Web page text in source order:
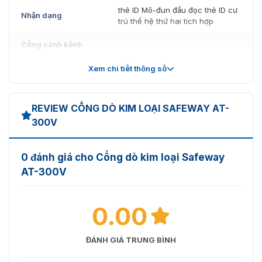
Nhận dạng
thẻ ID Mô-đun đầu đọc thẻ ID cư
trú thế hệ thứ hai tích hợp
Cổng cánh kênh
35W
Tốc độ qua lại
thường mở
50 người/phút, thường đóng 35
Kích thước
1020mm
Xem chi tiết thông số
REVIEW CỔNG DÒ KIM LOẠI SAFEWAY AT-
300V
0 đánh giá cho Cổng dò kim loại Safeway
AT-300V
0.00
ĐÁNH GIÁ TRUNG BÌNH